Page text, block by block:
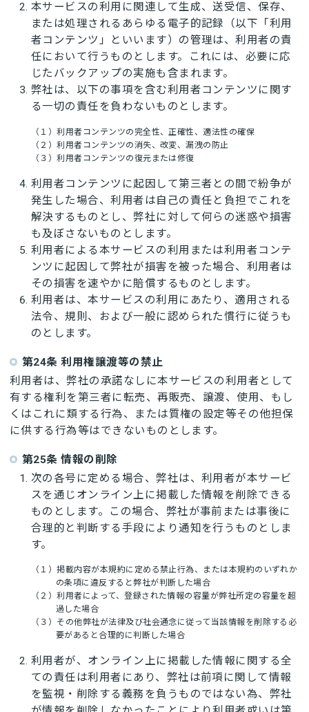
本サービスの利用に関連して生成、送受信、保存、
または処理されるあらゆる電子的記録（以下「利用
者コンテンツ」といいます）の管理は、利用者の責
任において行うものとします。これには、必要に応
じたバックアップの実施も含まれます。
弊社は、以下の事項を含む利用者コンテンツに関す
る一切の責任を負わないものとします。
（１）利用者コンテンツの完全性、正確性、適法性の確保
（２）利用者コンテンツの消失、改変、漏洩の防止
（３）利用者コンテンツの復元または修復
利用者コンテンツに起因して第三者との間で紛争が
発生した場合、利用者は自己の責任と負担でこれを
解決するものとし、弊社に対して何らの迷惑や損害
も及ぼさないものとします。
利用者による本サービスの利用または利用者コンテ
ンツに起因して弊社が損害を被った場合、利用者は
その損害を速やかに賠償するものとします。
利用者は、本サービスの利用にあたり、適用される
法令、規則、および一般に認められた慣行に従うも
のとします。
第24条 利用権譲渡等の禁止
利用者は、弊社の承諾なしに本サービスの利用者として
有する権利を第三者に転売、再販売、譲渡、使用、もし
くはこれに類する行為、または質権の設定等その他担保
に供する行為等はできないものとします。
第25条 情報の削除
次の各号に定める場合、弊社は、利用者が本サービ
スを通じオンライン上に掲載した情報を削除できる
ものとします。この場合、弊社が事前または事後に
合理的と判断する手段により通知を行うものとしま
す。
（１）掲載内容が本規約に定める禁止行為、または本規約のいずれか
の条項に違反すると弊社が判断した場合
（２）利用者によって、登録された情報の容量が弊社所定の容量を超
過した場合
（３）その他弊社が法律及び社会通念に従って当該情報を削除する必
要があると合理的に判断した場合
利用者が、オンライン上に掲載した情報に関する全
ての責任は利用者にあり、弊社は前項に関して情報
を監視・削除する義務を負うものではない為、弊社